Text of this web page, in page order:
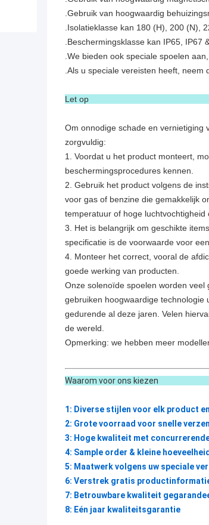
.Gebruik van hoogwaardig
.Isolatieklasse kan 180 (H), 200 (N),
.Beschermingsklasse kan IP65, IP67
.We bieden ook speciale spoelen
.Als u speciale vereisten heeft, neem
Om onnodige schade en vernietiging
zorgvuldig:
1. Voordat u het product monteert,
beschermingsprocedures kennen.
2. Gebruik het product volgens de
voor gas of benzine die gemakkelijk
temperatuur of hoge
3. Het is belangrijk om geschikte
specificatie is de voorwaarde voor
4. Monteer het correct, vooral de
goede werking van producten.
Onze solenoïde spoelen worden
gebruiken hoogwaardige technologie
gedurende al deze jaren. Velen
de wereld.
Opmerking: we hebben meer
Waarom
1: Diverse stijlen voor elk product
2: Grote voorraad voor snelle
3: Hoge kwaliteit met
4: Sample order & kleine
5: Maatwerk volgens uw speciale
6: Verstrek gratis
7: Betrouwbare kwaliteit
8: Eén jaar kwaliteitsgarantie